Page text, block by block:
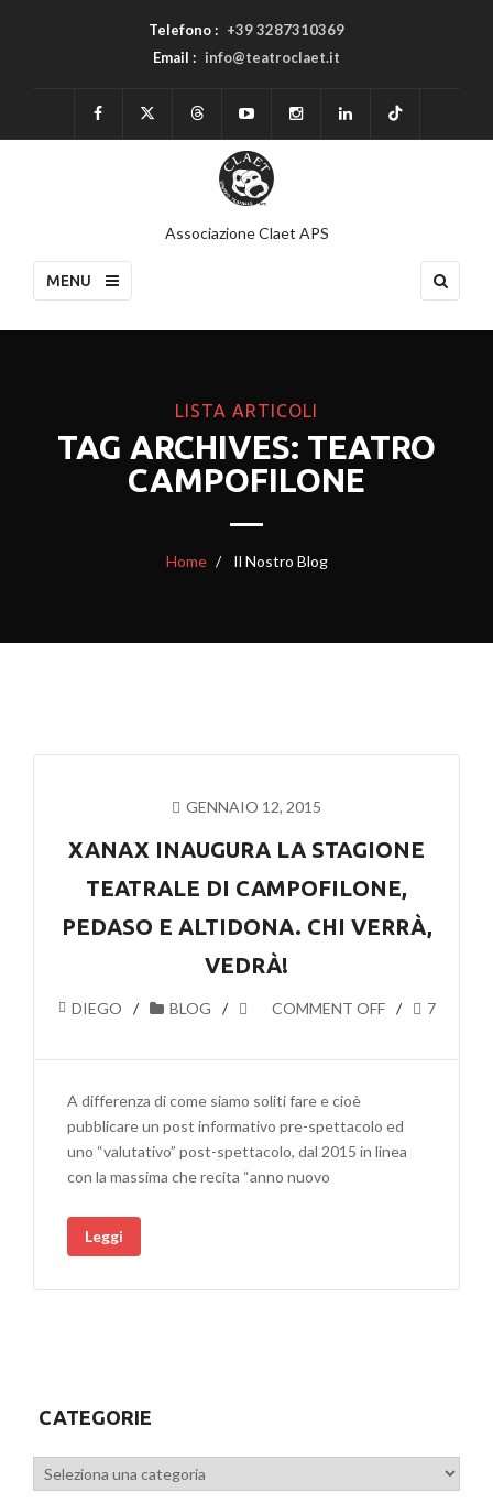
Telefono : +39 3287310369
Email : info@teatroclaet.it
Associazione Claet APS
MENU
LISTA ARTICOLI
TAG ARCHIVES: TEATRO
CAMPOFILONE
Home Il Nostro Blog
GENNAIO 12, 2015
XANAX INAUGURA LA STAGIONE
TEATRALE DI CAMPOFILONE,
PEDASO E ALTIDONA. CHI VERRÀ,
VEDRÀ!
DIEGO BLOG COMMENT OFF 7
A differenza di come siamo soliti fare e cioè
pubblicare un post informativo pre-spettacolo ed
uno “valutativo” post-spettacolo, dal 2015 in linea
con la massima che recita “anno nuovo
Leggi
CATEGORIE
Categorie